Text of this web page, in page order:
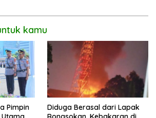
kamu
Pimpin
Diduga Berasal dari Lapak